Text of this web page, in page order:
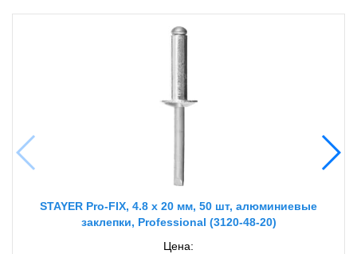
STAYER Pro-FIX, 4.8 х 20 мм, 50 шт, алюминиевые
заклепки, Professional (3120-48-20)
Цена: